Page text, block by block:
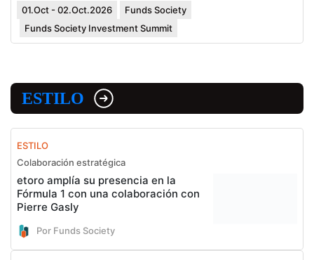
01.Oct - 02.Oct.2026
Funds Society
Funds Society Investment Summit
ESTILO
ESTILO
Colaboración estratégica
etoro amplía su presencia en la
Fórmula 1 con una colaboración con
Pierre Gasly
Por Funds Society